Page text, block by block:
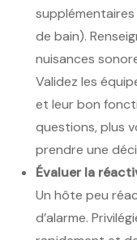
de bain).
nuisances
Validez les
et leur bon
questions, plus
prendre une
Évaluer la
Un hôte peu
d’alarme.